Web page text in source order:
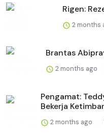
Rigen:
2 months
Brantas
2 months ago
Pengamat:
Bekerja
2 months ago